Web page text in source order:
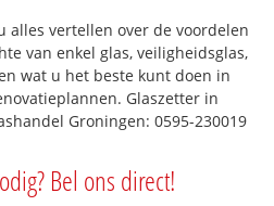
alles vertellen over de voordelen
van enkel glas, veiligheidsglas,
wat u het beste kunt doen in
Glaszetter in
Groningen: 0595-230019
Bel ons direct!